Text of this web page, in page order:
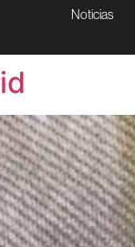
Noticias